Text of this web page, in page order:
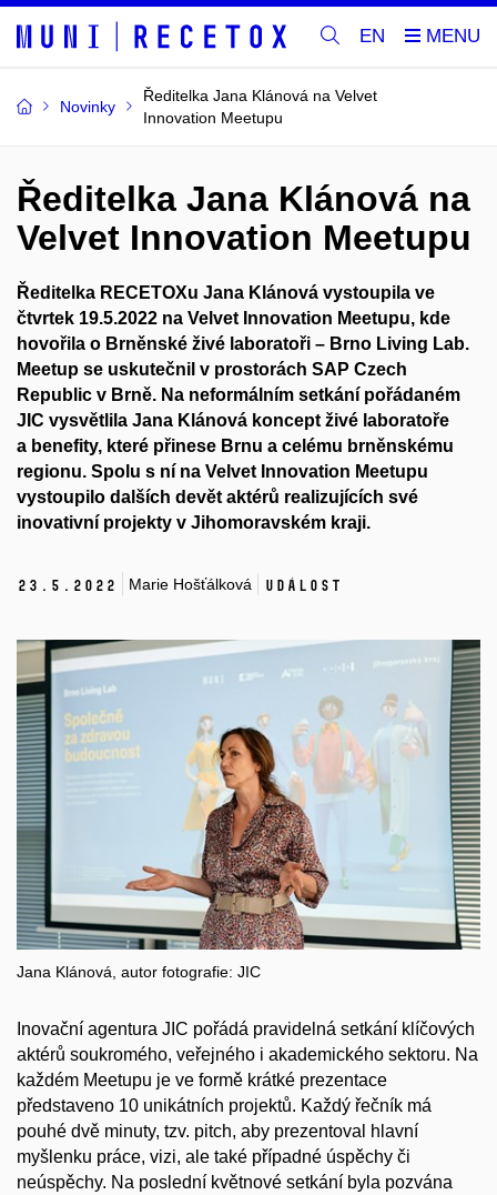
EN
Novinky
Ředitelka Jana Klánová na Velvet
Innovation Meetupu
Ředitelka Jana Klánová na
Velvet Innovation Meetupu
Ředitelka RECETOXu Jana Klánová vystoupila ve
čtvrtek 19.5.2022 na Velvet Innovation Meetupu, kde
hovořila o Brněnské živé laboratoři – Brno Living Lab.
Meetup se uskutečnil v prostorách SAP Czech
Republic v Brně. Na neformálním setkání pořádaném
JIC vysvětlila Jana Klánová koncept živé laboratoře
a benefity, které přinese Brnu a celému brněnskému
regionu. Spolu s ní na Velvet Innovation Meetupu
vystoupilo dalších devět aktérů realizujících své
inovativní projekty v Jihomoravském kraji.
23. 5. 2022 Marie Hošťálková Událost
Jana Klánová, autor fotografie: JIC
Inovační agentura JIC pořádá pravidelná setkání klíčových
aktérů soukromého, veřejného i akademického sektoru. Na
každém Meetupu je ve formě krátké prezentace
představeno 10 unikátních projektů. Každý řečník má
pouhé dvě minuty, tzv. pitch, aby prezentoval hlavní
myšlenku práce, vizi, ale také případné úspěchy či
neúspěchy. Na poslední květnové setkání byla pozvána